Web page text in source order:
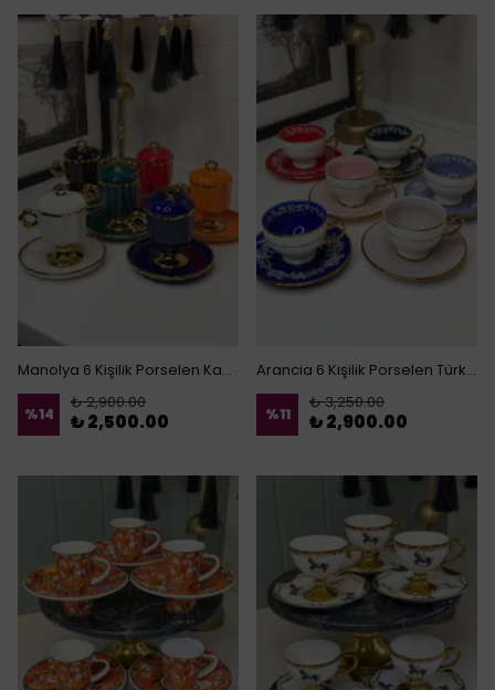
Manolya 6 Kişilik Porselen Kapaklı Türk Kahvesi Fincanı
%14
₺ 2,900.00
₺ 2,500.00
Arancia 6 Kişilik Porselen Türk Kahvesi Fincanı
%11
₺ 3,250.00
₺ 2,900.00